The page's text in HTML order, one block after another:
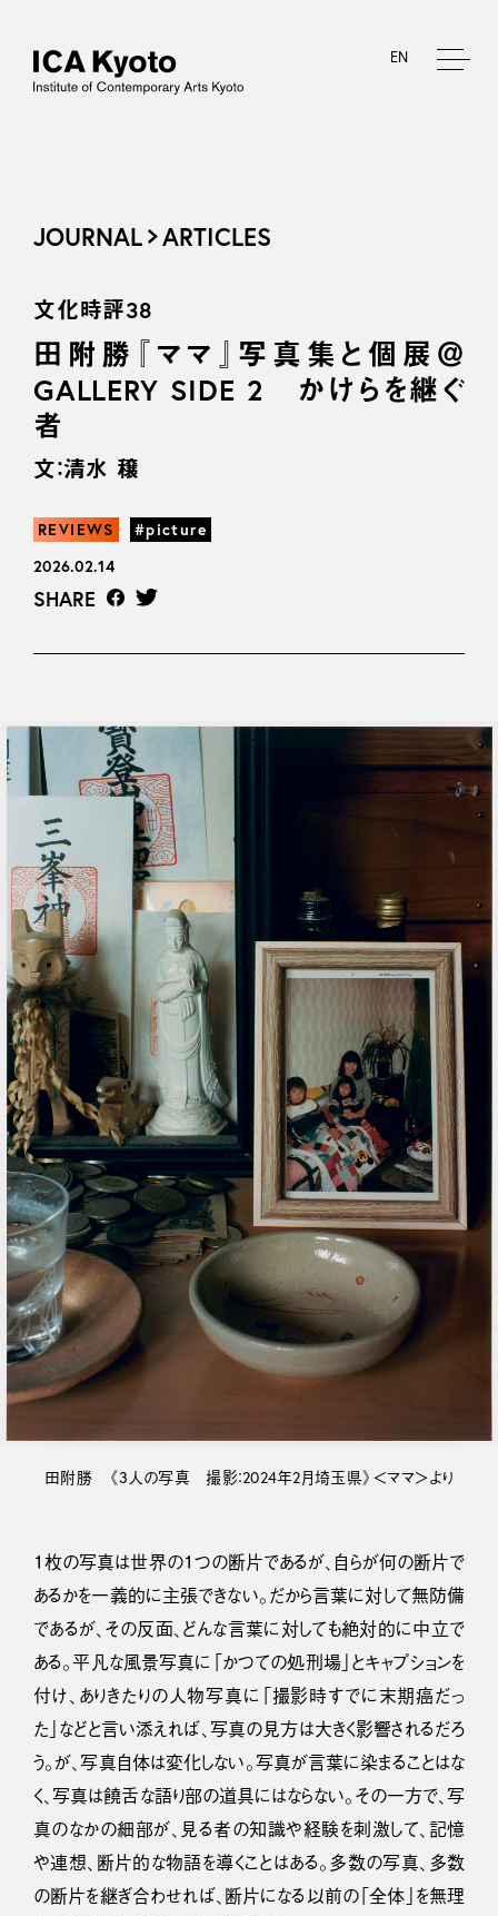
EN
JOURNAL ARTICLES
文化時評38
田附勝『ママ』写真集と個展＠
GALLERY SIDE 2 かけらを継ぐ
者
文：清水 穣
REVIEWS
#picture
2026.02.14
SHARE
田附勝 《3人の写真 撮影：2024年2月埼玉県》＜ママ＞より
１枚の写真は世界の１つの断片であるが、自らが何の断片で
あるかを一義的に主張できない。だから言葉に対して無防備
であるが、その反面、どんな言葉に対しても絶対的に中立で
ある。平凡な風景写真に「かつての処刑場」とキャプションを
付け、ありきたりの人物写真に「撮影時すでに末期癌だっ
た」などと言い添えれば、写真の見方は大きく影響されるだろ
う。が、写真自体は変化しない。写真が言葉に染まることはな
く、写真は饒舌な語り部の道具にはならない。その一方で、写
真のなかの細部が、見る者の知識や経験を刺激して、記憶
や連想、断片的な物語を導くことはある。多数の写真、多数
の断片を継ぎ合わせれば、断片になる以前の「全体」を無理